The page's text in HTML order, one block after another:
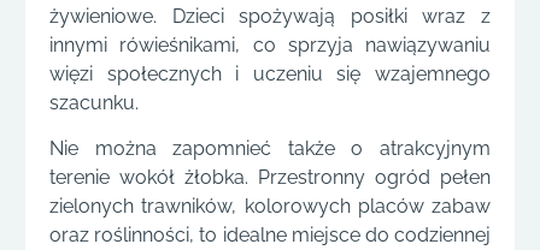
żywieniowe. Dzieci spożywają posiłki wraz z
innymi rówieśnikami, co sprzyja nawiązywaniu
więzi społecznych i uczeniu się wzajemnego
szacunku.
Nie można zapomnieć także o atrakcyjnym
terenie wokół żłobka. Przestronny ogród pełen
zielonych trawników, kolorowych placów zabaw
oraz roślinności, to idealne miejsce do codziennej